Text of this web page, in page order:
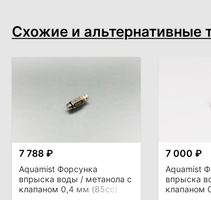
Схожие и альтернативные
7 788 ₽
Aquamist Форсунка
впрыска воды / метанола с
клапаном 0,4 мм (85сс)
7 000 ₽
Aquamist
впрыска
клапаном